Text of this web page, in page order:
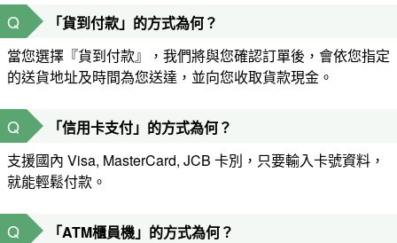
Q
「貨到付款」的方式為何？
當您選擇『貨到付款』，我們將與您確認訂單後，會依您指定
的送貨地址及時間為您送達，並向您收取貨款現金。
Q
「信用卡支付」的方式為何？
支援國內 Visa, MasterCard, JCB 卡別，只要輸入卡號資料，
就能輕鬆付款。
Q
「ATM櫃員機」的方式為何？